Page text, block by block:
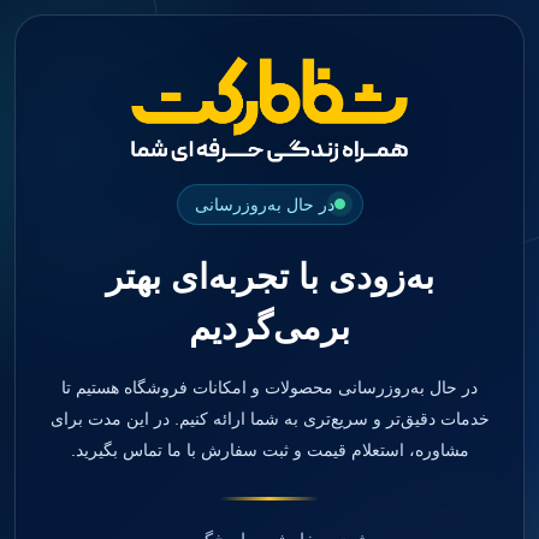
در حال به‌روزرسانی
به‌زودی با تجربه‌ای بهتر
برمی‌گردیم
در حال به‌روزرسانی محصولات و امکانات فروشگاه هستیم تا
خدمات دقیق‌تر و سریع‌تری به شما ارائه کنیم. در این مدت برای
مشاوره، استعلام قیمت و ثبت سفارش با ما تماس بگیرید.
جستجو
Impression Coping
صفحه اصلی
دندانپزشکی
مواد ترمیمی
کامپوزیت
کامپوزیت فلو
اسید اچ
باندینگ
بلیچینگ